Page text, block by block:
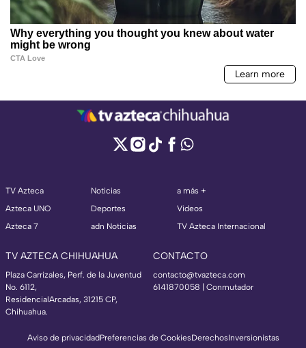
TV Azteca
Azteca UNO
Azteca 7
Noticias
Deportes
adn Noticias
a más +
Videos
TV Azteca Internacional
TV AZTECA CHIHUAHUA
Plaza Carrizales, Perf. de la Juventud
No. 6112,
ResidencialArcadas, 31215 CP,
Chihuahua.
CONTACTO
contacto@tvazteca.com
6141870058 | Conmutador
Aviso de privacidadPreferencias de CookiesDerechosInversionistas